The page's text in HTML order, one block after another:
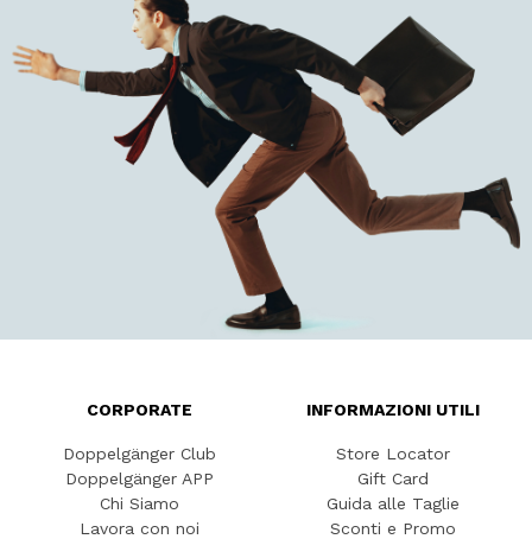
CORPORATE
Doppelgänger Club
Doppelgänger APP
Chi Siamo
Lavora con noi
INFORMAZIONI UTILI
Store Locator
Gift Card
Guida alle Taglie
Sconti e Promo